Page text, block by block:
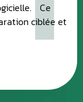
Ce
ciblée et